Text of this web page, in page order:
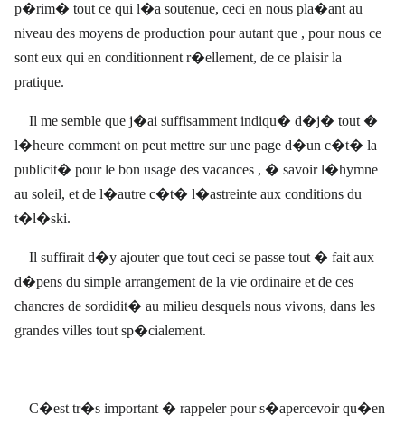
p�rim� tout ce qui l�a soutenue, ceci en nous pla�ant au
niveau des moyens de production pour autant que , pour nous ce
sont eux qui en conditionnent r�ellement, de ce plaisir la
pratique.
Il me semble que j�ai suffisamment indiqu� d�j� tout �
l�heure comment on peut mettre sur une page d�un c�t� la
publicit� pour le bon usage des vacances , � savoir l�hymne
au soleil, et de l�autre c�t� l�astreinte aux conditions du
t�l�ski.
Il suffirait d�y ajouter que tout ceci se passe tout � fait aux
d�pens du simple arrangement de la vie ordinaire et de ces
chancres de sordidit� au milieu desquels nous vivons, dans les
grandes villes tout sp�cialement.
C�est tr�s important � rappeler pour s�apercevoir qu�en